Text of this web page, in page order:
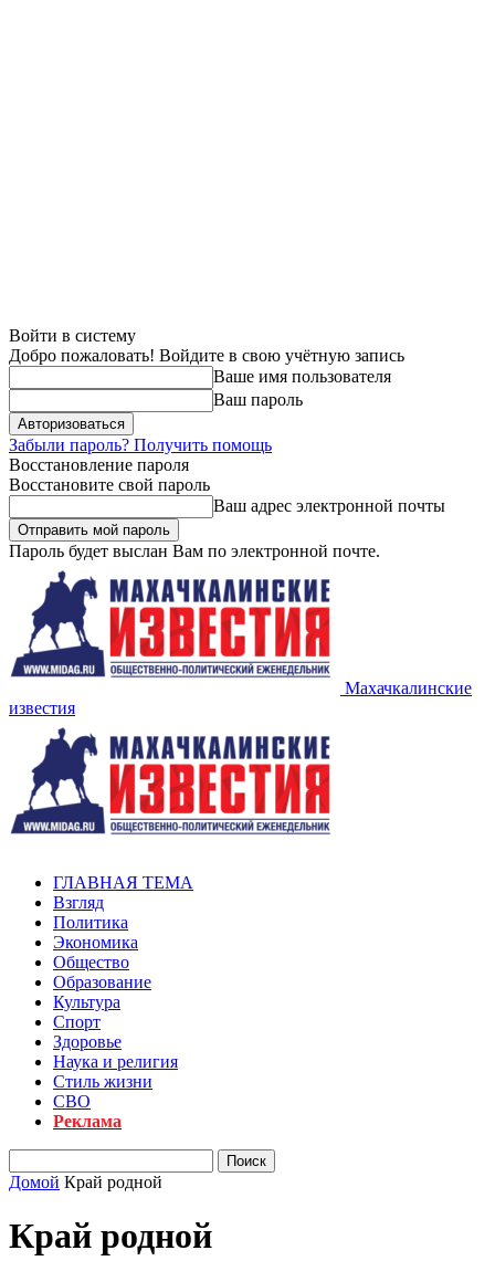
Войти в систему
Добро пожаловать! Войдите в свою учётную запись
Ваше имя пользователя
Ваш пароль
Забыли пароль? Получить помощь
Восстановление пароля
Восстановите свой пароль
Ваш адрес электронной почты
Пароль будет выслан Вам по электронной почте.
Махачкалинские
известия
ГЛАВНАЯ ТЕМА
Взгляд
Политика
Экономика
Общество
Образование
Культура
Спорт
Здоровье
Наука и религия
Стиль жизни
СВО
Реклама
Домой Край родной
Край родной